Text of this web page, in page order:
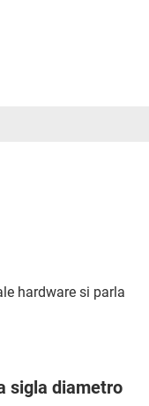
hardware si parla
sigla diametro